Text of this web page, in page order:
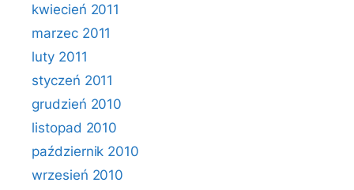
kwiecień 2011
marzec 2011
luty 2011
styczeń 2011
grudzień 2010
listopad 2010
październik 2010
wrzesień 2010